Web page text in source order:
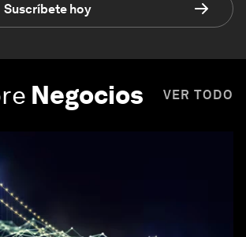
Suscríbete hoy
Negocios VER TODO